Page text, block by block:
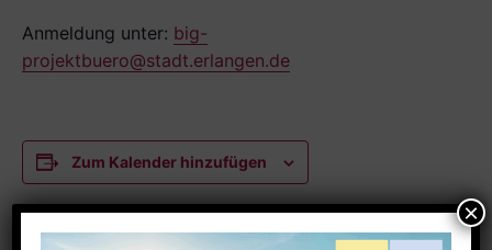
Anmeldung unter: big-
projektbuero@stadt.erlangen.de
Zum Kalender hinzufügen